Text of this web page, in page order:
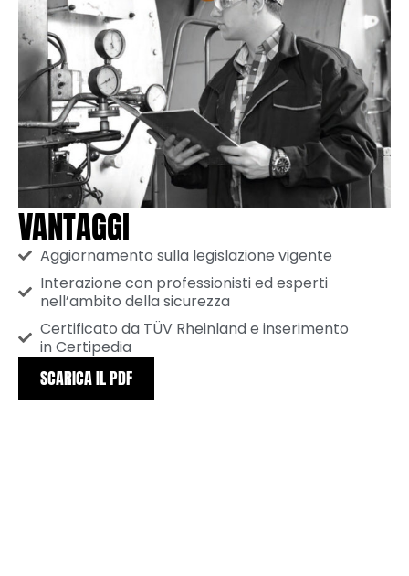
VANTAGGI
Aggiornamento sulla legislazione vigente
Interazione con professionisti ed esperti
nell’ambito della sicurezza
Certificato da TÜV Rheinland e inserimento
in Certipedia
SCARICA IL PDF